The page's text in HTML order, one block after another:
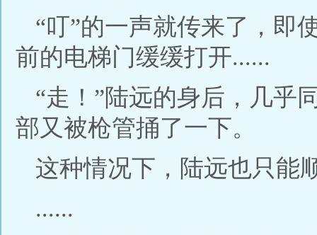
“叮”的一声就传来了，即
前的电梯门缓缓打开......
“走！”陆远的身后，几乎
部又被枪管捅了一下。
这种情况下，陆远也只能
......